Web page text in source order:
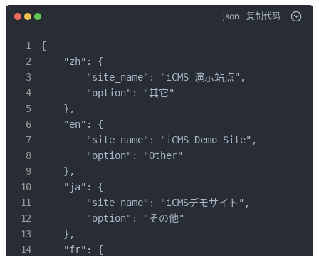
json 复制代码
{
    "zh": {
        "site_name": "iCMS 演示站点",
        "option": "其它"
    },
    "en": {
        "site_name": "iCMS Demo Site",
        "option": "Other"
    },
    "ja": {
        "site_name": "iCMSデモサイト",
        "option": "その他"
    },
    "fr": {